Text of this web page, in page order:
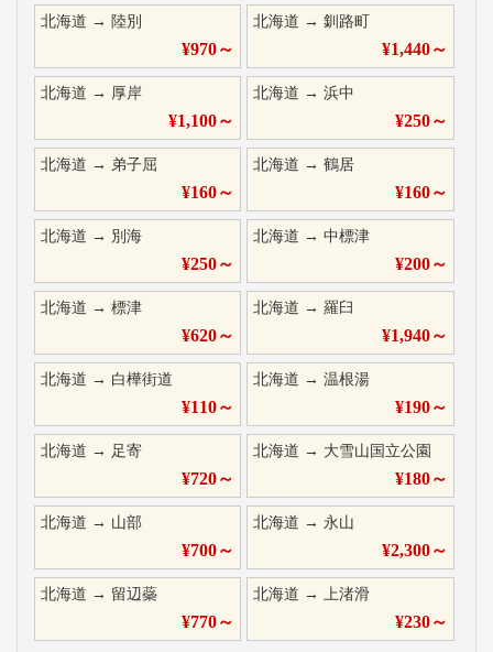
北海道 → 陸別
¥970～
北海道 →釧路町
¥1,440～
北海道 → 厚岸
¥1,100～
北海道 →浜中
¥250～
北海道 → 弟子屈
¥160～
北海道 →鶴居
¥160～
北海道 → 別海
¥250～
北海道 →中標津
¥200～
北海道 → 標津
¥620～
北海道 →羅臼
¥1,940～
北海道 → 白樺街道
¥110～
北海道 →温根湯
¥190～
北海道 → 足寄
¥720～
北海道 → 大雪山国立公園
¥180～
北海道 → 山部
¥700～
北海道 → 永山
¥2,300～
北海道 → 留辺蘂
¥770～
北海道 →上渚滑
¥230～